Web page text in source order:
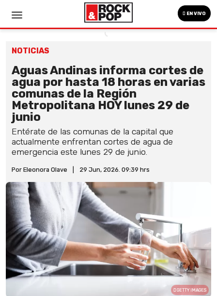
EN VIVO
NOTICIAS
Aguas Andinas informa cortes de
agua por hasta 18 horas en varias
comunas de la Región
Metropolitana HOY lunes 29 de
junio
Entérate de las comunas de la capital que
actualmente enfrentan cortes de agua de
emergencia este lunes 29 de junio.
Por Eleonora Olave 29 Jun, 2026. 09:39 hrs
GETTY IMAGES